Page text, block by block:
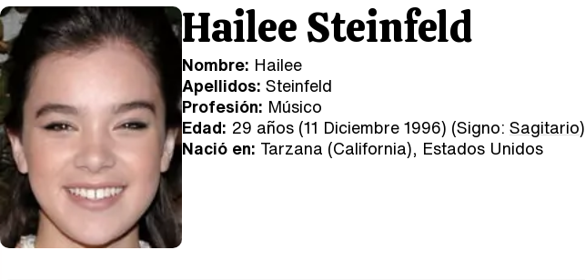
Hailee Steinfeld
Nombre: Hailee
Apellidos: Steinfeld
Profesión: Músico
Edad: 29 años (11 Diciembre 1996) (Signo: Sagitario)
Nació en: Tarzana (California), Estados Unidos